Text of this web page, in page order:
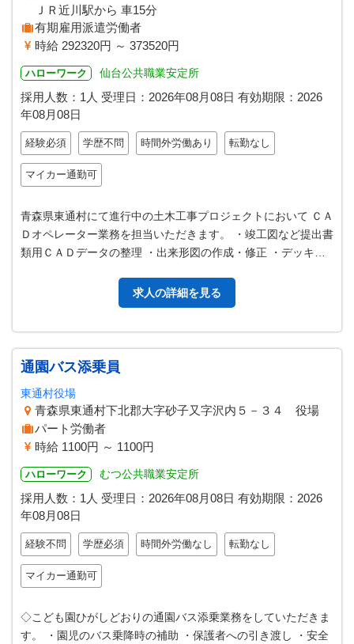
ＪＲ近川駅から 車15分
有期雇用派遣労働者
時給 292320円 ～ 373520円
ハローワーク 仙台公共職業安定所
採用人数：1人 受理日： 2026年08月08日 有効期限： 2026
年08月08日
経験必須 学歴不問 時間外労働あり 転勤なし
マイカー通勤可
青森県東通村にて進行中の土木工事プロジェクトにおいて ＣＡ
Ｄオペレーター業務を担当いただきます。 ・竣工図など提出書
類用ＣＡＤデータの整理 ・出来形図の作成・修正 ・デッキレ
求人の詳細を見る
通園バス添乗員
東通村役場
青森県東通村下北郡大字砂子又字沢内５－３４ 役場
パート労働者
時給 1100円 ～ 1100円
ハローワーク むつ公共職業安定所
採用人数：1人 受理日： 2026年08月08日 有効期限： 2026
年08月08日
経験不問 学歴必須 時間外労働なし 転勤なし
マイカー通勤可
◇こども園ひがしどおりの通園バス添乗業務をしていただきま
す。 ・園児のバス乗降時の補助 ・保護者への引き渡し ・安全